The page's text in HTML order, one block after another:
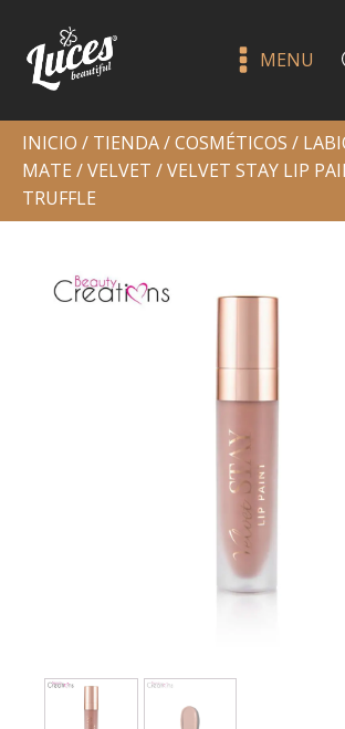
MENU
INICIO / TIENDA/COSMÉTICOS /
MATE /VELVET / VELVET STAY LIP
TRUFFLE
dreamboat - moira
89.00